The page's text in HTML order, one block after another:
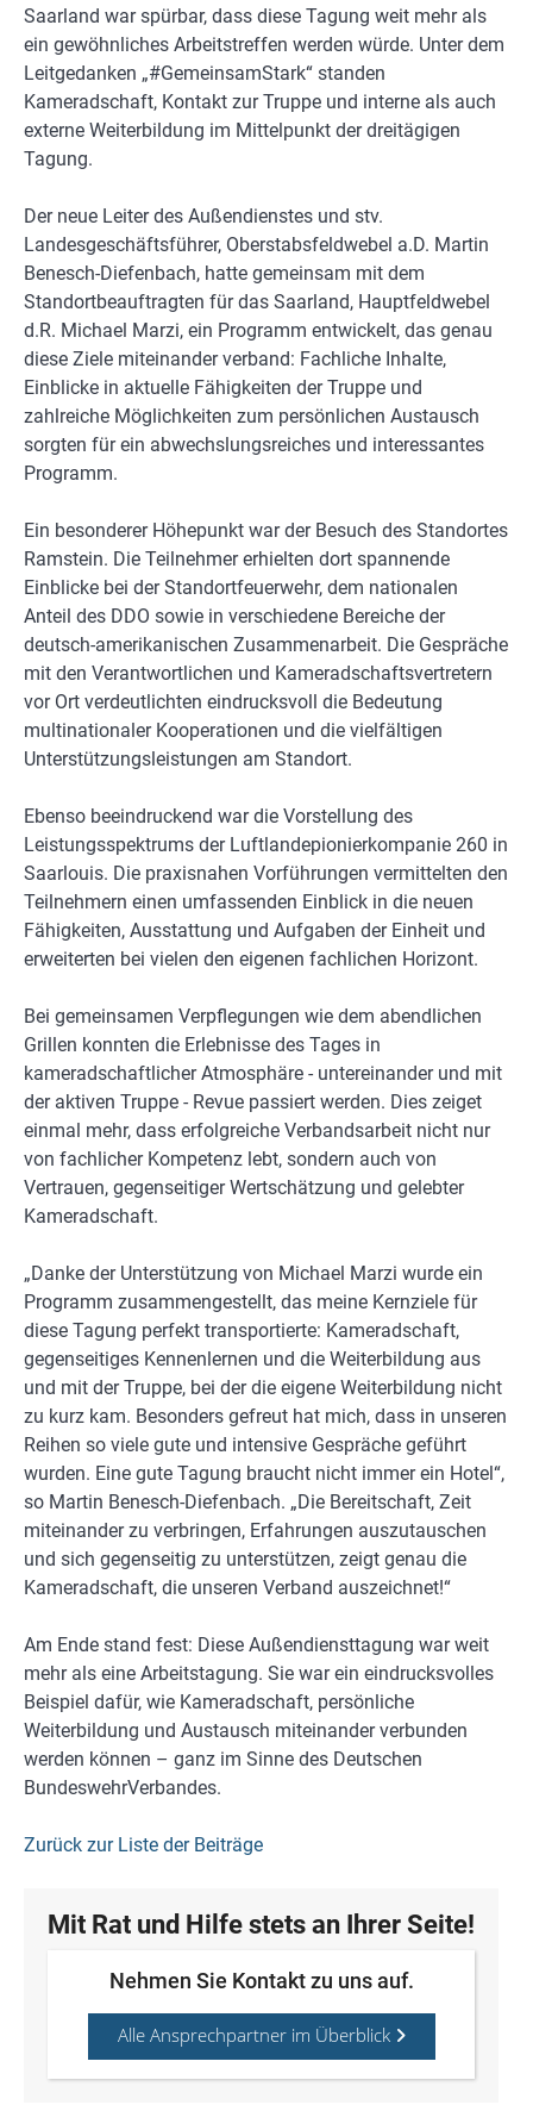
Saarland war spürbar, dass diese Tagung weit mehr als
ein gewöhnliches Arbeitstreffen werden würde. Unter dem
Leitgedanken „#GemeinsamStark“ standen
Kameradschaft, Kontakt zur Truppe und interne als auch
externe Weiterbildung im Mittelpunkt der dreitägigen
Tagung.
Der neue Leiter des Außendienstes und stv.
Landesgeschäftsführer, Oberstabsfeldwebel a.D. Martin
Benesch-Diefenbach, hatte gemeinsam mit dem
Standortbeauftragten für das Saarland, Hauptfeldwebel
d.R. Michael Marzi, ein Programm entwickelt, das genau
diese Ziele miteinander verband: Fachliche Inhalte,
Einblicke in aktuelle Fähigkeiten der Truppe und
zahlreiche Möglichkeiten zum persönlichen Austausch
sorgten für ein abwechslungsreiches und interessantes
Programm.
Ein besonderer Höhepunkt war der Besuch des Standortes
Ramstein. Die Teilnehmer erhielten dort spannende
Einblicke bei der Standortfeuerwehr, dem nationalen
Anteil des DDO sowie in verschiedene Bereiche der
deutsch-amerikanischen Zusammenarbeit. Die Gespräche
mit den Verantwortlichen und Kameradschaftsvertretern
vor Ort verdeutlichten eindrucksvoll die Bedeutung
multinationaler Kooperationen und die vielfältigen
Unterstützungsleistungen am Standort.
Ebenso beeindruckend war die Vorstellung des
Leistungsspektrums der Luftlandepionierkompanie 260 in
Saarlouis. Die praxisnahen Vorführungen vermittelten den
Teilnehmern einen umfassenden Einblick in die neuen
Fähigkeiten, Ausstattung und Aufgaben der Einheit und
erweiterten bei vielen den eigenen fachlichen Horizont.
Bei gemeinsamen Verpflegungen wie dem abendlichen
Grillen konnten die Erlebnisse des Tages in
kameradschaftlicher Atmosphäre - untereinander und mit
der aktiven Truppe - Revue passiert werden. Dies zeiget
einmal mehr, dass erfolgreiche Verbandsarbeit nicht nur
von fachlicher Kompetenz lebt, sondern auch von
Vertrauen, gegenseitiger Wertschätzung und gelebter
Kameradschaft.
„Danke der Unterstützung von Michael Marzi wurde ein
Programm zusammengestellt, das meine Kernziele für
diese Tagung perfekt transportierte: Kameradschaft,
gegenseitiges Kennenlernen und die Weiterbildung aus
und mit der Truppe, bei der die eigene Weiterbildung nicht
zu kurz kam. Besonders gefreut hat mich, dass in unseren
Reihen so viele gute und intensive Gespräche geführt
wurden. Eine gute Tagung braucht nicht immer ein Hotel“,
so Martin Benesch-Diefenbach. „Die Bereitschaft, Zeit
miteinander zu verbringen, Erfahrungen auszutauschen
und sich gegenseitig zu unterstützen, zeigt genau die
Kameradschaft, die unseren Verband auszeichnet!“
Am Ende stand fest: Diese Außendiensttagung war weit
mehr als eine Arbeitstagung. Sie war ein eindrucksvolles
Beispiel dafür, wie Kameradschaft, persönliche
Weiterbildung und Austausch miteinander verbunden
werden können – ganz im Sinne des Deutschen
BundeswehrVerbandes.
Zurück zur Liste der Beiträge
Mit Rat und Hilfe stets an Ihrer Seite!
Nehmen Sie Kontakt zu uns auf.
Alle Ansprechpartner im Überblick